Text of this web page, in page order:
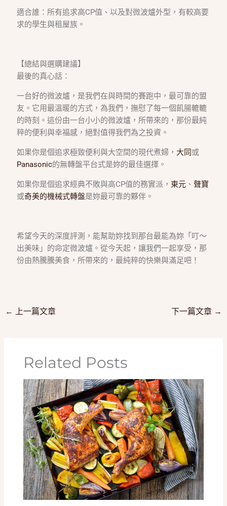
適合誰：所有追求高CP值、以及對微波爐外型，有較高要
求的學生與租屋族。
【總結與選購建議】
最後的真心話：
一台好的微波爐，是我們在與時間的賽跑中，最可靠的盟
友。它用最溫暖的方式，為我們，撫慰了每一個飢腸轆轆
的時刻。這份由一台小小的微波爐，所帶來的，那份最純
粹的便利與幸福感，絕對值得我們為之投資。
如果你是個追求極致便利與大空間的現代煮婦， 大同或
Panasonic的無轉盤平台式是妳的最佳選擇。
如果你是個追求經典不敗與高CP值的務實派， 東元 、 聲寶
或奇美的機械式轉盤是妳最可靠的夥伴。
希望今天的深度評測，能幫助妳找到那台最能為妳「叮～
出美味」的命定微波爐。從今天起，讓我們一起享受，那
份由熱騰騰美食，所帶來的，最純粹的快樂與滿足吧！
← 上一篇文章 下一篇文章 →
Related Posts